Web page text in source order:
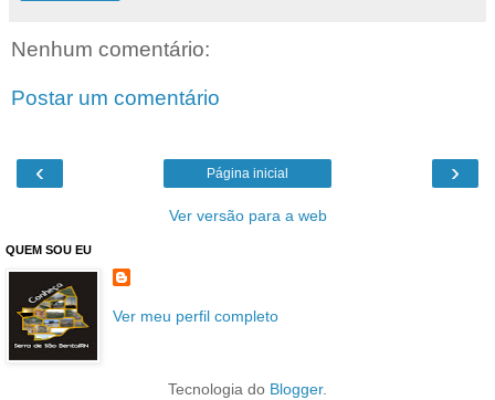
Nenhum comentário:
Postar um comentário
‹ ›
Página inicial
Ver versão para a web
QUEM SOU EU
Ver meu perfil completo
Tecnologia do Blogger.